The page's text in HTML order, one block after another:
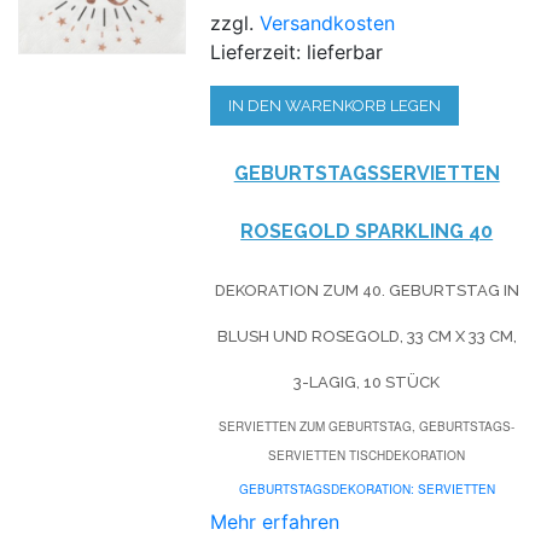
zzgl.Versandkosten
Lieferzeit: lieferbar
IN DEN WARENKORB LEGEN
GEBURTSTAGSSERVIETTEN
ROSEGOLD SPARKLING 40
DEKORATION ZUM 40. GEBURTSTAG IN
BLUSH UND ROSEGOLD, 33 CM X 33 CM,
3-LAGIG, 10 STÜCK
SERVIETTEN ZUM GEBURTSTAG, GEBURTSTAGS-
SERVIETTEN TISCHDEKORATION
GEBURTSTAGSDEKORATION: SERVIETTEN
Mehr erfahren